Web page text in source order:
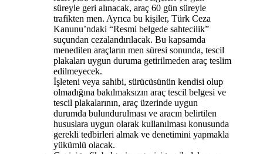
süreyle geri alınacak, araç 60 gün süreyle
trafikten men. Ayrıca bu kişiler, Türk Ceza
Kanunu’ndaki “Resmi belgede sahtecilik”
suçundan cezalandırılacak. Bu kapsamda
menedilen araçların men süresi sonunda, tescil
plakaları uygun duruma getirilmeden araç teslim
edilmeyecek.
İşleteni veya sahibi, sürücüsünün kendisi olup
olmadığına bakılmaksızın araç tescil belgesi ve
tescil plakalarının, araç üzerinde uygun
durumda bulundurulması ve aracın belirtilen
hususlara uygun olarak kullanılması konusunda
gerekli tedbirleri almak ve denetimini yapmakla
yükümlü olacak.